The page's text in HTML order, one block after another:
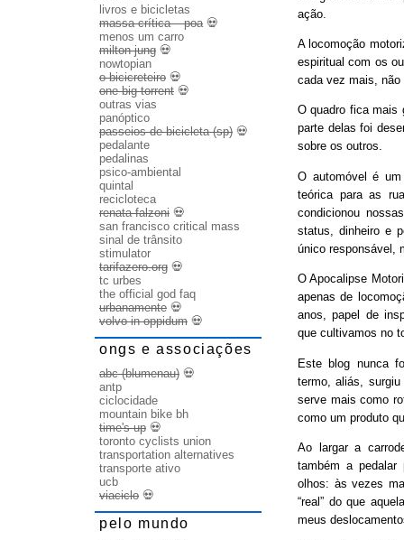
ação.
A locomoção
espiritual com os
cada vez mais,
O quadro fica mais
parte delas foi
sobre os outros.
O automóvel é
teórica para as
condicionou
status, dinheiro e
único responsável,
O Apocalipse
apenas de
anos, papel de
que cultivamos no
Este blog nunca
termo, aliás,
serve mais como
como um produto
Ao largar a
também a pedalar
olhos: às vezes
“real” do que
meus
livros e bicicletas
massa crítica – poa💀
menos um carro
milton jung 💀
nowtopian
o bicicreteiro 💀
one big torrent 💀
outras vias
panóptico
passeios de bicicleta (sp) 💀
pedalante
pedalinas
psico-ambiental
quintal
recicloteca
renata falzoni 💀
san francisco critical mass
sinal de trânsito
stimulator
tarifazero.org 💀
tc urbes
the official god faq
urbanamente 💀
volvo in oppidum 💀
ongs e associações
abc (blumenau) 💀
antp
ciclocidade
mountain bike bh
time's up 💀
toronto cyclists union
transportation alternatives
transporte ativo
ucb
viaciclo 💀
pelo mundo